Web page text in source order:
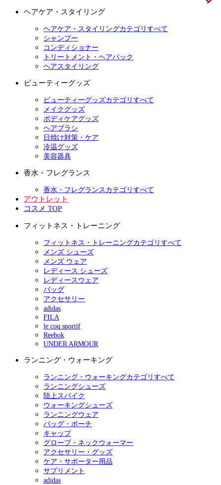
ヘアケア・スタイリング
ヘアケア・スタイリングカテゴリすべて
シャンプー
コンディショナー
トリートメント・ヘアパック
ヘアスタイリング
ビューティーグッズ
ビューティーグッズカテゴリすべて
メイクグッズ
ボディケアグッズ
ヘアブラシ
日焼け対策・ケア
冷温グッズ
美容器具
香水・フレグランス
香水・フレグランスカテゴリすべて
アウトレット
コスメ TOP
フィットネス・トレーニング
フィットネス・トレーニングカテゴリすべて
メンズ シューズ
メンズ ウェア
レディース シューズ
レディースウェア
バッグ
アクセサリー
adidas
FILA
le coq sportif
Reebok
UNDER ARMOUR
ランニング・ウォーキング
ランニング・ウォーキングカテゴリすべて
ランニングシューズ
陸上スパイク
ウォーキングシューズ
ランニングウェア
バッグ・ポーチ
キャップ
グローブ・ネックウォーマー
アクセサリー・グッズ
ケア・サポーター用品
サプリメント
adidas